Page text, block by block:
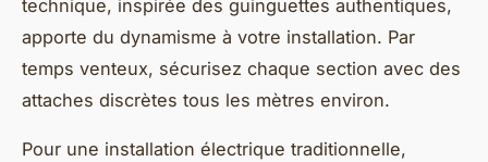
technique, inspirée des guinguettes authentiques,
apporte du dynamisme à votre installation. Par
temps venteux, sécurisez chaque section avec des
attaches discrètes tous les mètres environ.
Pour une installation électrique traditionnelle,